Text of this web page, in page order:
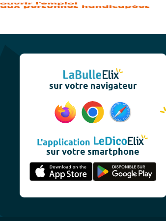
sur votre navigateur
L'application
sur votre smartphone